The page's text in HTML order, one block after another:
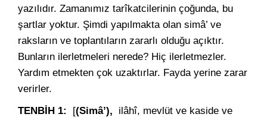
yazılıdır. Zamanımız tarîkatcilerinin çoğunda, bu
şartlar yoktur. Şimdi yapılmakta olan simâ’ ve
raksların ve toplantıların zararlı olduğu açıktır.
Bunların ilerletmeleri nerede? Hiç ilerletmezler.
Yardım etmekten çok uzaktırlar. Fayda yerine zarar
verirler.
TENBİH 1: [(Simâ’), ilâhî, mevlüt ve kaside ve